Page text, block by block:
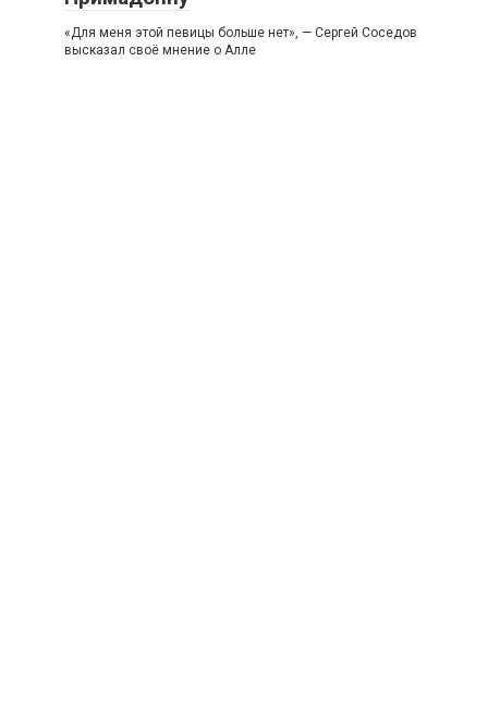
«Для меня этой певицы больше нет», — Сергей Соседов
высказал своё мнение о Алле